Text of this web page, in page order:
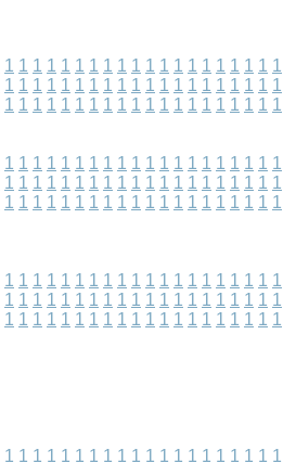
1 1 1 1 1 1 1 1 1 1 1 1 1 1 1 1 1 1 1 1
1 1 1 1 1 1 1 1 1 1 1 1 1 1 1 1 1 1 1 1
1 1 1 1 1 1 1 1 1 1 1 1 1 1 1 1 1 1 1 1
1 1 1 1 1 1 1 1 1 1 1 1 1 1 1 1 1 1 1 1
1 1 1 1 1 1 1 1 1 1 1 1 1 1 1 1 1 1 1 1
1 1 1 1 1 1 1 1 1 1 1 1 1 1 1 1 1 1 1 1
1 1 1 1 1 1 1 1 1 1 1 1 1 1 1 1 1 1 1 1
1 1 1 1 1 1 1 1 1 1 1 1 1 1 1 1 1 1 1 1
1 1 1 1 1 1 1 1 1 1 1 1 1 1 1 1 1 1 1 1
1 1 1 1 1 1 1 1 1 1 1 1 1 1 1 1 1 1 1 1